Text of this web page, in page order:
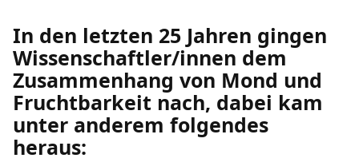
In den letzten 25 Jahren gingen
Wissenschaftler/innen dem
Zusammenhang von Mond und
Fruchtbarkeit nach, dabei kam
unter anderem folgendes
heraus: